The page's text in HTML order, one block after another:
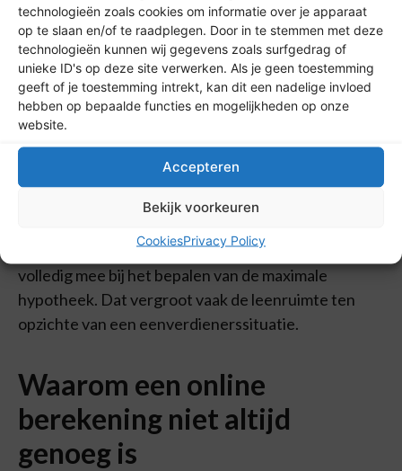
technologieën zoals cookies om informatie over je apparaat
op te slaan en/of te raadplegen. Door in te stemmen met deze
technologieën kunnen wij gegevens zoals surfgedrag of
unieke ID's op deze site verwerken. Als je geen toestemming
geeft of je toestemming intrekt, kan dit een nadelige invloed
hebben op bepaalde functies en mogelijkheden op onze
website.
Accepteren
Bekijk voorkeuren
CookiesPrivacy Policy
Alleenstaande
Ook als alleenstaande kun je in 2026 mogelijk meer
lenen dan voorheen, afhankelijk van je inkomen en
de woning die je wilt kopen. Vooral een goed
energielabel kan hierbij gunstig uitpakken.
Tweeverdieners
Voor tweeverdieners telt het tweede inkomen
volledig mee bij het bepalen van de maximale
hypotheek. Dat vergroot vaak de leenruimte ten
opzichte van een eenverdienerssituatie.
Waarom een online
berekening niet altijd
genoeg is